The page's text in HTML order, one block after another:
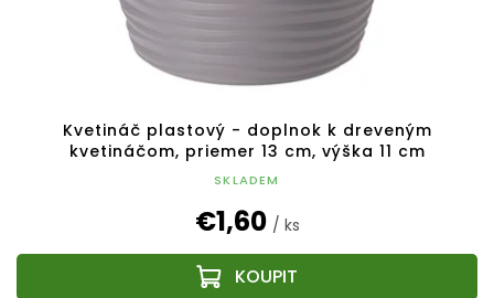
Kvetináč plastový - doplnok k dreveným
kvetináčom, priemer 13 cm, výška 11 cm
SKLADEM
€1,60 / ks